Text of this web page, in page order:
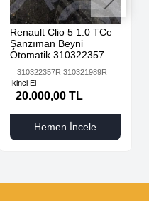
Renault Clio 5 1.0 TCe
Şanzıman Beyni
Otomatik 310322357R
310322357R 310321989R
İkinci El
20.000,00 TL
Hemen İncele